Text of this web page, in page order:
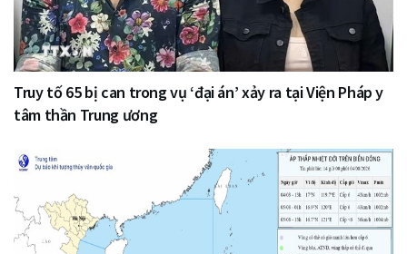
Truy tố 65 bị can trong vụ ‘đại án’ xảy ra tại Viện Pháp y
tâm thần Trung ương